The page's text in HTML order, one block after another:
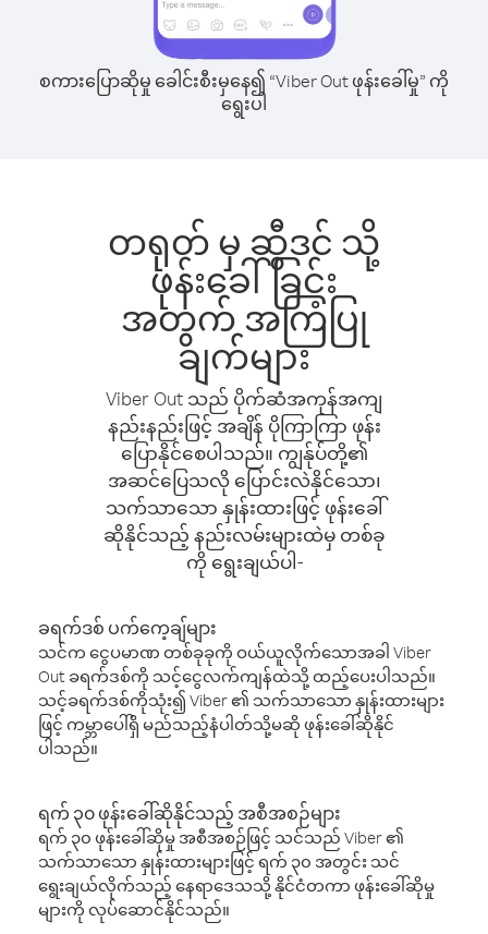
စကားပြောဆိုမှု ခေါင်းစီးမှနေ၍ “Viber Out ဖုန်းခေါ်မှု” ကို
ရွေးပါ
တရုတ် မှ ဆွီဒင် သို့
ဖုန်းခေါ်ခြင်း
အတွက် အကြံပြု
ချက်များ
Viber Out သည် ပိုက်ဆံအကုန်အကျ
နည်းနည်းဖြင့် အချိန် ပိုကြာကြာ ဖုန်း
ပြောနိုင်စေပါသည်။ ကျွန်ုပ်တို့၏
အဆင်ပြေသလို ပြောင်းလဲနိုင်သော၊
သက်သာသော နှုန်းထားဖြင့် ဖုန်းခေါ်
ဆိုနိုင်သည့် နည်းလမ်းများထဲမှ တစ်ခု
ကို ရွေးချယ်ပါ-
ခရက်ဒစ် ပက်ကေ့ချ်များ
သင်က ငွေပမာဏ တစ်ခုခုကို ဝယ်ယူလိုက်သောအခါ Viber
Out ခရက်ဒစ်ကို သင့်ငွေလက်ကျန်ထဲသို့ ထည့်ပေးပါသည်။
သင့်ခရက်ဒစ်ကိုသုံး၍ Viber ၏ သက်သာသော နှုန်းထားများ
ဖြင့် ကမ္ဘာပေါ်ရှိ မည်သည့်နံပါတ်သို့မဆို ဖုန်းခေါ်ဆိုနိုင်
ပါသည်။
ရက် ၃၀ ဖုန်းခေါ်ဆိုနိုင်သည့် အစီအစဉ်များ
ရက် ၃၀ ဖုန်းခေါ်ဆိုမှု အစီအစဉ်ဖြင့် သင်သည် Viber ၏
သက်သာသော နှုန်းထားများဖြင့် ရက် ၃၀ အတွင်း သင်
ရွေးချယ်လိုက်သည့် နေရာဒေသသို့ နိုင်ငံတကာ ဖုန်းခေါ်ဆိုမှု
များကို လုပ်ဆောင်နိုင်သည်။